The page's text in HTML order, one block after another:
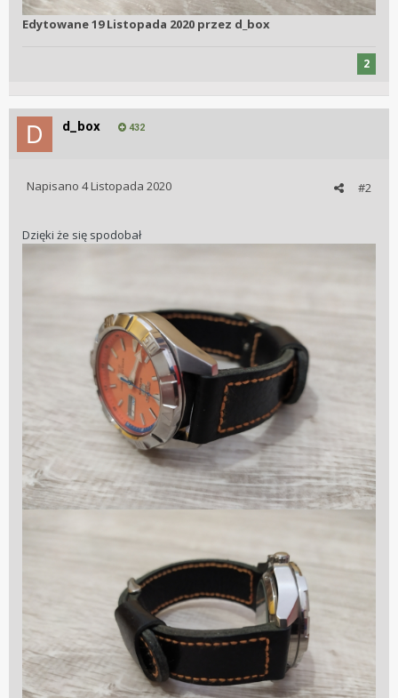
Edytowane19 Listopada 2020 przez d_box
2
d_box 432
#2
Napisano 4 Listopada 2020
Dzięki że się spodobał